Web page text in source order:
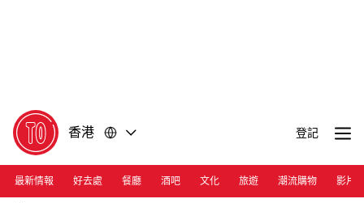
香港 登記
最新情報 好去處 餐廳 酒吧 文化 旅遊 潮流購物 影片